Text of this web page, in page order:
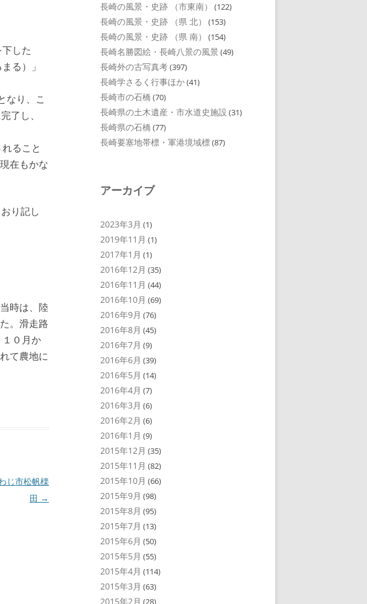
した
る）」
なり、こ
了し、
ること
在もかな
り記し
時は、陸
。滑走路
０月か
て農地に
じ市松帆檪
田 →
長崎の風景・史跡 （市東南） (122)
長崎の風景・史跡 （県 北） (153)
長崎の風景・史跡 （県 南） (154)
長崎名勝図絵・長崎八景の風景 (49)
長崎外の古写真考(397)
長崎学さるく行事ほか(41)
長崎市の石橋 (70)
長崎県の土木遺産・市水道史施設 (31)
長崎県の石橋 (77)
長崎要塞地帯標・軍港境域標(87)
アーカイブ
2023年3月 (1)
2019年11月 (1)
2017年1月 (1)
2016年12月 (35)
2016年11月 (44)
2016年10月 (69)
2016年9月 (76)
2016年8月 (45)
2016年7月 (9)
2016年6月 (39)
2016年5月 (14)
2016年4月 (7)
2016年3月 (6)
2016年2月 (6)
2016年1月 (9)
2015年12月 (35)
2015年11月 (82)
2015年10月 (66)
2015年9月 (98)
2015年8月 (95)
2015年7月 (13)
2015年6月 (50)
2015年5月 (55)
2015年4月 (114)
2015年3月 (63)
2015年2月 (28)